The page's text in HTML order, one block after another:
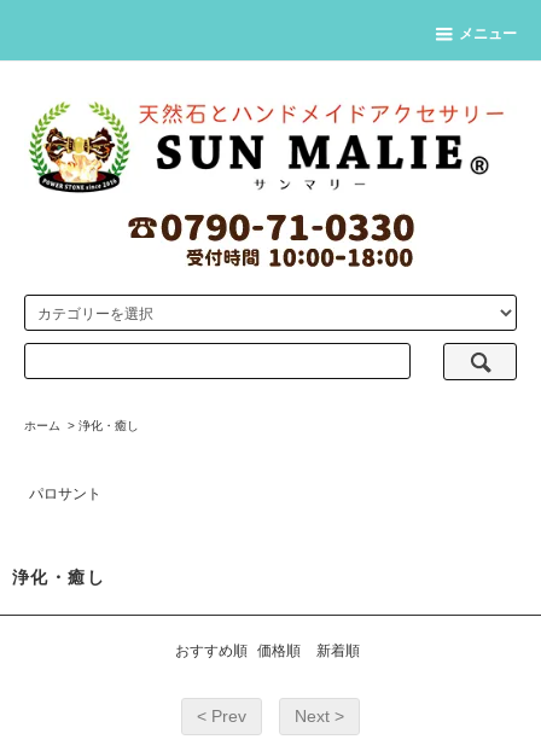
メニュー
ホーム > 浄化・癒し
パロサント
浄化・癒し
おすすめ順 価格順 新着順
< Prev Next >